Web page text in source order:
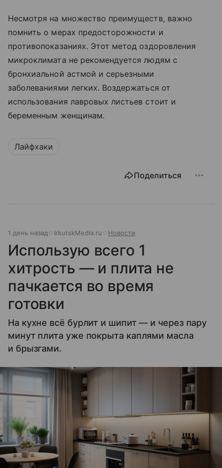
Несмотря на множество преимуществ, важно
помнить о мерах предосторожности и
противопоказаниях. Этот метод оздоровления
микроклимата не рекомендуется людям с
бронхиальной астмой и серьезными
заболеваниями легких. Воздержаться от
использования лавровых листьев стоит и
беременным женщинам.
Лайфхаки
Поделиться
1 день назад IrkutskMedia.ru Новости
Использую всего 1
хитрость — и плита не
пачкается во время
готовки
На кухне всё бурлит и шипит — и через пару
минут плита уже покрыта каплями масла
и брызгами.